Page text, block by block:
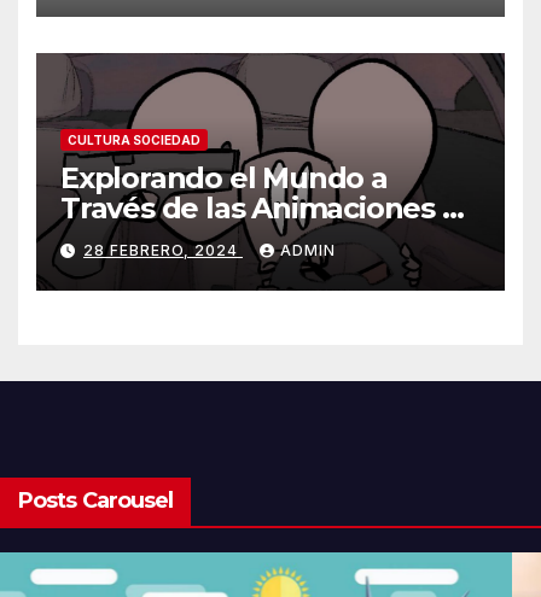
CULTURA SOCIEDAD
Explorando el Mundo a
Través de las Animaciones de
Olmo Cuarón / ¿Qué es el
autismo?
28 FEBRERO, 2024 ADMIN
Posts Carousel